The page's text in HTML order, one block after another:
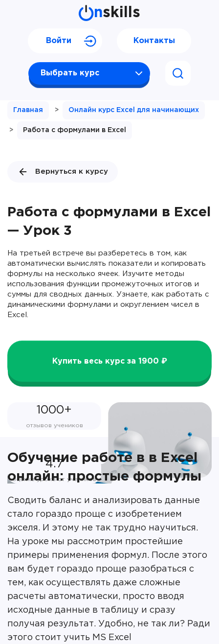
nskills
Выбрать курс
Войти Контакты
Главная > Онлайн курс Excel для начинающих
> Работа с формулами в Excel
Вернуться к курсу
Работа с формулами в Excel
— Урок 3
На третьей встрече вы разберетесь в том, как
автоматически вычислять показатели и копировать
формулы на несколько ячеек. Изучите методы
использования функции промежуточных итогов и
суммы для сводных данных. Узнаете, как работать с
динамическими формулами и округлением чисел в
Excel.
Купить весь курс за 1900 ₽
1000+
отзывов учеников
4.7
оценка урока от учеников
Обучение работе в в Excel
онлайн: простые формулы
Сводить баланс и анализировать данные
стало гораздо проще с изобретением
экселя. И этому не так трудно научиться.
На уроке мы рассмотрим простейшие
примеры применения формул. После этого
вам будет гораздо проще разобраться с
тем, как осуществлять даже сложные
расчеты автоматически, просто вводя
исходные данные в таблицу и сразу
получая результат. Удобно, не так ли? Ради
этого стоит учить MS Excel